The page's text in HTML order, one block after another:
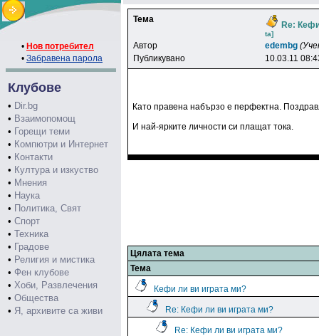
• Нов потребител
• Забравена парола
Клубове
• Dir.bg
• Взаимопомощ
• Горещи теми
• Компютри и Интернет
• Контакти
• Култура и изкуство
• Мнения
• Наука
• Политика, Свят
• Спорт
• Техника
• Градове
• Религия и мистика
• Фен клубове
• Хоби, Развлечения
• Общества
• Я, архивите са живи
Тема
Re:
ta]
Автор edembg
Публикувано
10.03.11
Като правена набързо е перфектна.
И най-ярките личности си плащат тока.
Цялата тема
Тема
Кефи ли ви играта ми?
Re: Кефи ли ви играта ми?
Re: Кефи ли ви играта ми?